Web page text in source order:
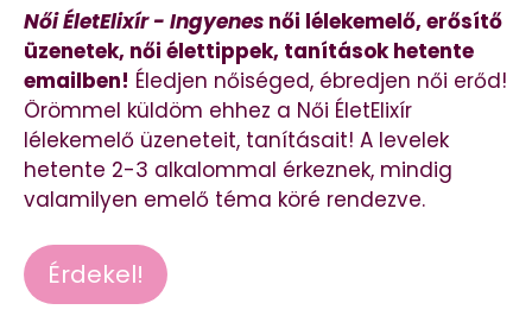
Női ÉletElixír - Ingyenes női lélekemelő, erősítő
üzenetek, női élettippek, tanítások hetente
emailben! Éledjen nőiséged, ébredjen női erőd!
Örömmel küldöm ehhez a Női ÉletElixír
lélekemelő üzeneteit, tanításait! A levelek
hetente 2-3 alkalommal érkeznek, mindig
valamilyen emelő téma köré rendezve.
Érdekel!